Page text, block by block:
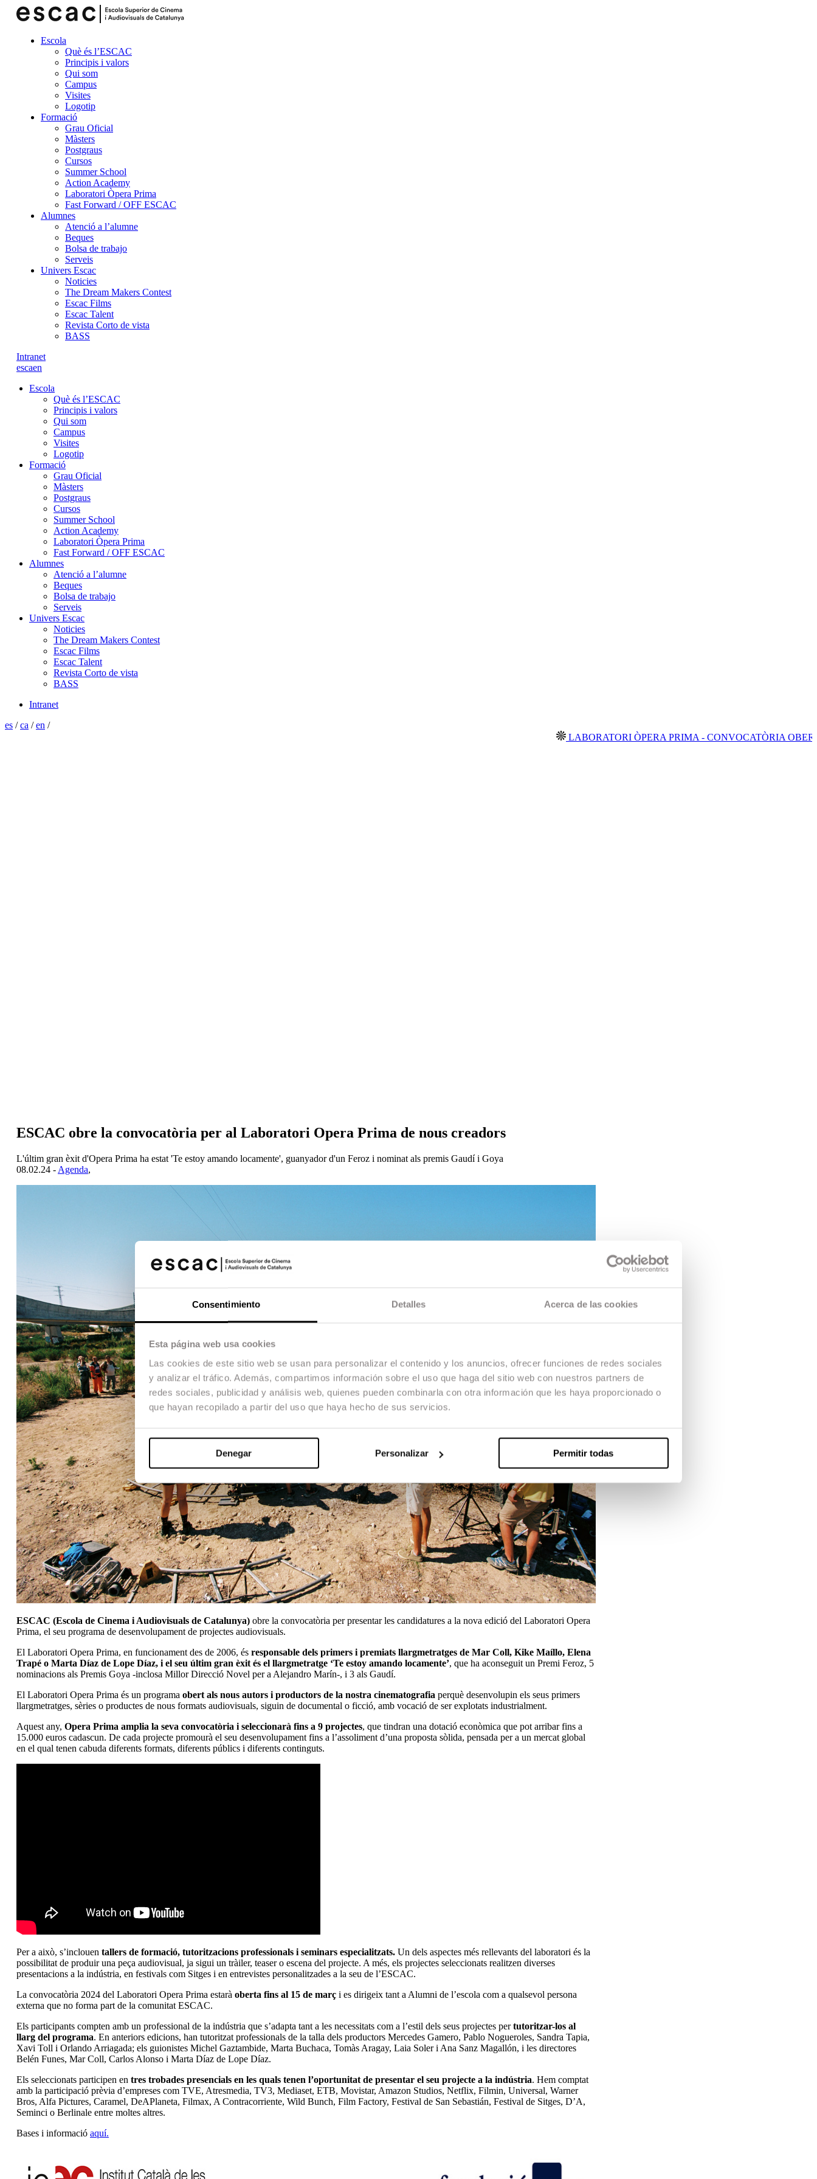
Consentimiento Detalles Acerca de las cookies
Esta página web usa cookies
Las cookies de este sitio web se usan para personalizar el contenido y los anuncios, ofrecer funciones de redes sociales
y analizar el tráfico. Además, compartimos información sobre el uso que haga del sitio web con nuestros partners de
redes sociales, publicidad y análisis web, quienes pueden combinarla con otra información que les haya proporcionado o
que hayan recopilado a partir del uso que haya hecho de sus servicios.
Denegar Personalizar Permitir todas
Escola
Què és l’ESCAC
Principis i valors
Qui som
Campus
Visites
Logotip
Formació
Grau Oficial
Màsters
Postgraus
Cursos
Summer School
Action Academy
Laboratori Òpera Prima
Fast Forward / OFF ESCAC
Alumnes
Atenció a l’alumne
Beques
Bolsa de trabajo
Serveis
Univers Escac
Noticies
The Dream Makers Contest
Escac Films
Escac Talent
Revista Corto de vista
BASS
Intranet
escaen
Escola
Què és l’ESCAC
Principis i valors
Qui som
Campus
Visites
Logotip
Formació
Grau Oficial
Màsters
Postgraus
Cursos
Summer School
Action Academy
Laboratori Òpera Prima
Fast Forward / OFF ESCAC
Alumnes
Atenció a l’alumne
Beques
Bolsa de trabajo
Serveis
Univers Escac
Noticies
The Dream Makers Contest
Escac Films
Escac Talent
Revista Corto de vista
BASS
Intranet
es /ca /en /
LABORATORI ÒPERA PRIMA - CONVOCATÒRIA OBERTA 2026
ESCAC obre la convocatòria per al Laboratori Opera Prima de nous creadors
L'últim gran èxit d'Opera Prima ha estat 'Te estoy amando locamente', guanyador d'un Feroz i nominat als premis Gaudí i Goya
08.02.24 - Agenda,
ESCAC (Escola de Cinema i Audiovisuals de Catalunya) obre la convocatòria per presentar les candidatures a la nova edició del Laboratori Opera
Prima, el seu programa de desenvolupament de projectes audiovisuals.
El Laboratori Opera Prima, en funcionament des de 2006, és responsable dels primers i premiats llargmetratges de Mar Coll, Kike Maíllo, Elena
Trapé o Marta Díaz de Lope Díaz, i el seu últim gran èxit és el llargmetratge ‘Te estoy amando locamente’, que ha aconseguit un Premi Feroz, 5
nominacions als Premis Goya -inclosa Millor Direcció Novel per a Alejandro Marín-, i 3 als Gaudí.
El Laboratori Opera Prima és un programa obert als nous autors i productors de la nostra cinematografia perquè desenvolupin els seus primers
llargmetratges, sèries o productes de nous formats audiovisuals, siguin de documental o ficció, amb vocació de ser explotats industrialment.
Aquest any, Opera Prima amplia la seva convocatòria i seleccionarà fins a 9 projectes, que tindran una dotació econòmica que pot arribar fins a
15.000 euros cadascun. De cada projecte promourà el seu desenvolupament fins a l’assoliment d’una proposta sòlida, pensada per a un mercat global
en el qual tenen cabuda diferents formats, diferents públics i diferents continguts.
Per a això, s’inclouen tallers de formació, tutoritzacions professionals i seminars especialitzats. Un dels aspectes més rellevants del laboratori és la
possibilitat de produir una peça audiovisual, ja sigui un tràiler, teaser o escena del projecte. A més, els projectes seleccionats realitzen diverses
presentacions a la indústria, en festivals com Sitges i en entrevistes personalitzades a la seu de l’ESCAC.
La convocatòria 2024 del Laboratori Opera Prima estarà oberta fins al 15 de març i es dirigeix tant a Alumni de l’escola com a qualsevol persona
externa que no forma part de la comunitat ESCAC.
Els participants compten amb un professional de la indústria que s’adapta tant a les necessitats com a l’estil dels seus projectes pertutoritzar-los al
llarg del programa. En anteriors edicions, han tutoritzat professionals de la talla dels productors Mercedes Gamero, Pablo Nogueroles, Sandra Tapia,
Xavi Toll i Orlando Arriagada; els guionistes Michel Gaztambide, Marta Buchaca, Tomàs Aragay, Laia Soler i Ana Sanz Magallón, i les directores
Belén Funes, Mar Coll, Carlos Alonso i Marta Díaz de Lope Díaz.
Els seleccionats participen en tres trobades presencials en les quals tenen l’oportunitat de presentar el seu projecte a la indústria. Hem comptat
amb la participació prèvia d’empreses com TVE, Atresmedia, TV3, Mediaset, ETB, Movistar, Amazon Studios, Netflix, Filmin, Universal, Warner
Bros, Alfa Pictures, Caramel, DeAPlaneta, Filmax, A Contracorriente, Wild Bunch, Film Factory, Festival de San Sebastián, Festival de Sitges, D’A,
Seminci o Berlinale entre moltes altres.
Bases i informació aquí.